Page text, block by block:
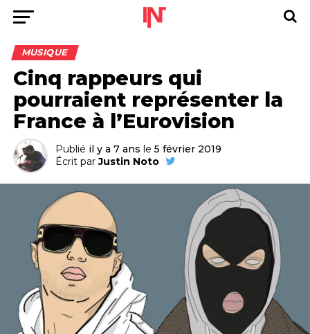
MUSIQUE
Cinq rappeurs qui
pourraient représenter la
France à l’Eurovision
Publié il y a 7 ans le 5 février 2019
Écrit par Justin Noto